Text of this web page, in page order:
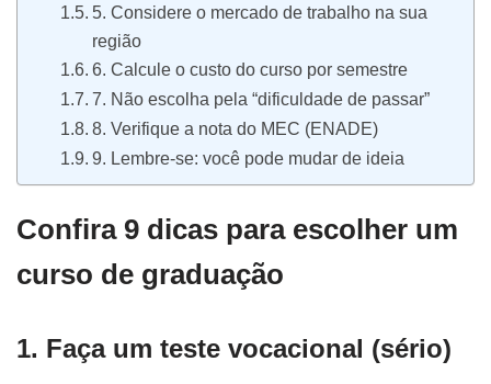
5. Considere o mercado de trabalho na sua
região
6. Calcule o custo do curso por semestre
7. Não escolha pela “dificuldade de passar”
8. Verifique a nota do MEC (ENADE)
9. Lembre-se: você pode mudar de ideia
Confira 9 dicas para escolher um
curso de graduação
1. Faça um teste vocacional (sério)